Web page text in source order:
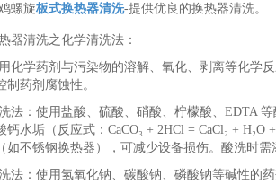
螺旋板式换热器清洗-提供优良的换热器清洗。
器清洗之化学清洗法：
化学药剂与污染物的溶解、氧化、剥离等化学
制药剂腐蚀性。
法：使用盐酸、硫酸、硝酸、柠檬酸、EDTA
钙水垢（反应式：CaCO₃ + 2HCl = CaCl₂ +
如不锈钢换热器），可减少设备损伤。酸洗时
法：使用氢氧化钠、碳酸钠、磷酸钠等碱性的